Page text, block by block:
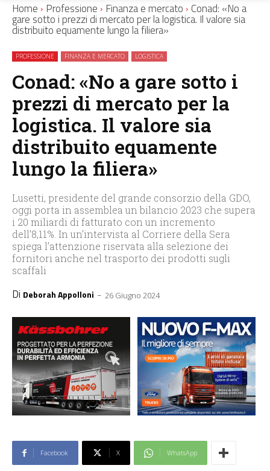
Home Professione Finanza e mercato Conad: «No a
gare sotto i prezzi di mercato per la logistica. Il valore sia
distribuito equamente lungo la filiera»
PROFESSIONE FINANZA E MERCATO LOGISTICA
Conad: «No a gare sotto i
prezzi di mercato per la
logistica. Il valore sia
distribuito equamente
lungo la filiera»
Lusetti, presidente del grande consorzio della GDO,
oggi porta in assemblea un bilancio 2023 che supera
i 20 miliardi di fatturato con un incremento
dell’8,11%. In un’intervista al Corriere della Sera
spiega l’attenzione riservata alla selezione dei
fornitori anche nel trasporto dei prodotti sugli
scaffali
Di Deborah Appolloni - 26 Giugno 2024
Facebook X WhatsApp